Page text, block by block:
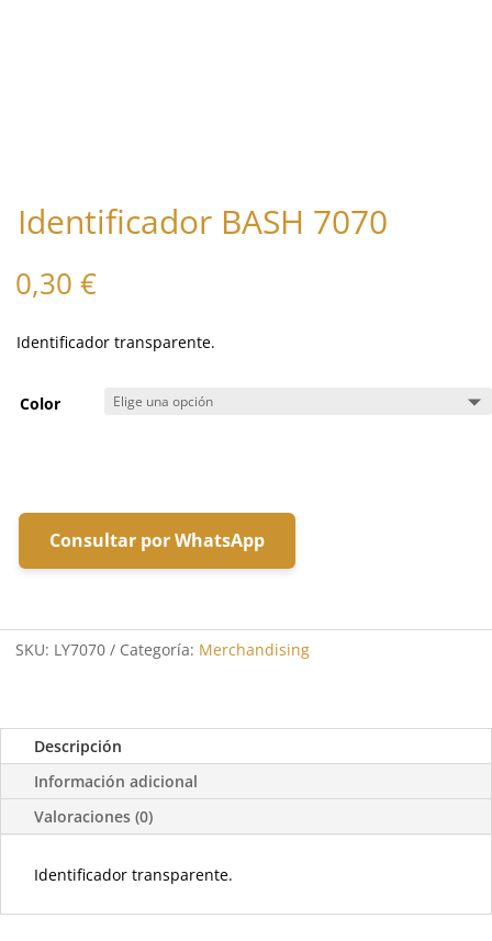
Identificador BASH 7070
0,30 €
Identificador transparente.
Color
Consultar por WhatsApp
SKU: LY7070 Categoría: Merchandising
Descripción
Información adicional
Valoraciones (0)
Identificador transparente.